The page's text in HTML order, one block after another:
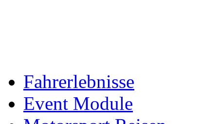
Fahrerlebnisse
Event Module